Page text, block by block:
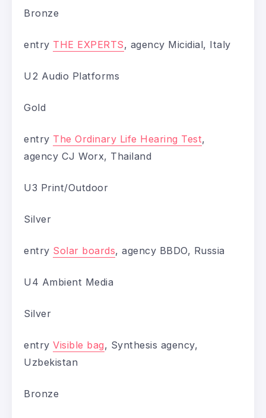
Bronze
entry THE EXPERTS, agency Micidial, Italy
U2 Audio Platforms
Gold
entry The Ordinary Life Hearing Test,
agency CJ Worx, Thailand
U3 Print/Outdoor
Silver
entry Solar boards, agency BBDO, Russia
U4 Ambient Media
Silver
entry Visible bag, Synthesis agency,
Uzbekistan
Bronze